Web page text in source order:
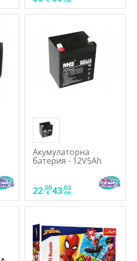
Акумулаторна
батерия - 12V5Ah
22,00
€ 43,03
лв.